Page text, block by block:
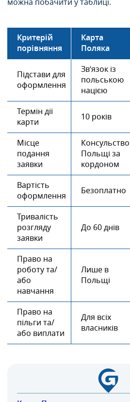
Критерій
порівняння
Карта
Поляка
Підстави для
оформлення
Зв’язок із
польською
нацією
Термін дії
карти
10 років
Місце
подання
заявки
Консульство
Польщі за
кордоном
Вартість
оформлення
Безоплатно
Тривалість
розгляду
заявки
До 60 днів
Право на
роботу та/
або
навчання
Лише в
Польщі
Право на
пільги та/
або виплати
Для всіх
власників